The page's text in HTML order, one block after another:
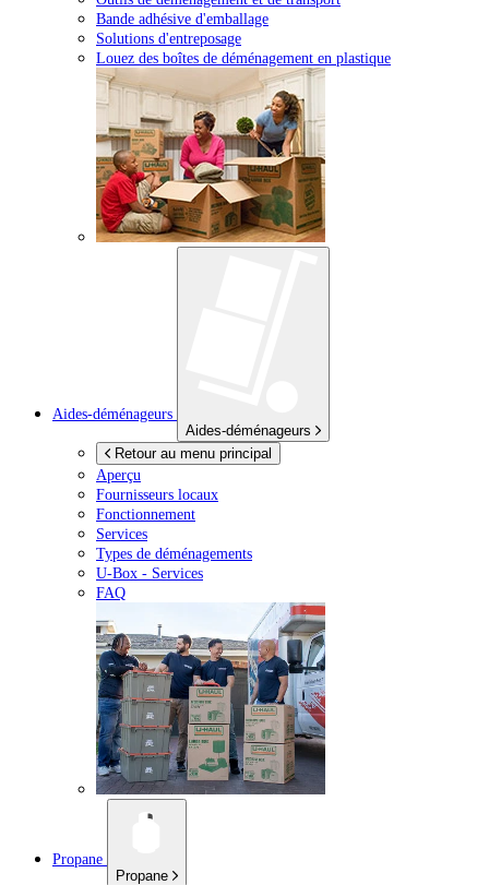
Bande adhésive d'emballage
Solutions d'entreposage
Louez des boîtes de déménagement en plastique
Aides-déménageurs
Aides-déménageurs
Retour au menu principal
Aperçu
Fournisseurs locaux
Fonctionnement
Services
Types de déménagements
U-Box - Services
FAQ
Propane
Propane